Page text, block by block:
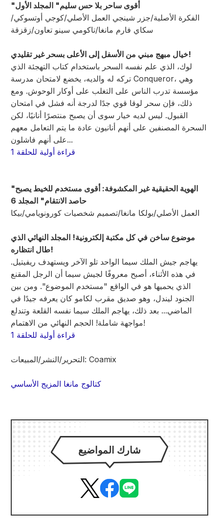
"أقوى ساحر بلا حس سليم" المجلد الأول
الفكرة الأصلية/جزر شينجي العمل الأصلي/كوجي أوتسوكي/
سكاي فارم مانغا/تاكومي سينو تعاون/زقزقة
خيال مبهج مبني من الأسفل إلى الأعلى بسحر غير تقليدي!
لوك، الذي علم نفسه السحر باستخدام كتاب التهجئة الذي
تركه له والديه، يخضع لامتحان مدرسة Conqueror، وهي
مؤسسة تدرب الناس على التغلب على أوكار الوحوش. ومع
ذلك، فإن سحر لوقا قوي جدًا لدرجة أنه فشل في امتحان
القبول. ليس لديه خيار سوى أن يصبح منتصرًا أنانيًا، لكن
السحرة المصنفين على أنهم أنانيون عادة ما يتم التعامل معهم
على أنهم فاشلون...
قراءة أولية للحلقة 1
"الهوية الحقيقية غير المكشوفة: أقوى مستخدم للخيط يصبح
حاصد الانتقام" المجلد 6
العمل الأصلي/بولكا مانغا/تصميم شخصيات كورونويامي/بيكا
موضوع ساخن في كل مكتبة إلكترونية! المجلد النهائي الذي
طال انتظاره!
يهاجم جيش الملك سيما الواحد تلو الآخر ويستهدف ريفيتيل.
في هذه الأثناء، أصبح معروفًا لجيش سيما أن الرجل المقنع
الذي يحميها هو في الواقع "مستخدم الموضوع". ومن بين
الجنود ليندل، وهو صديق مقرب لكامو كان يعرفه جيدًا في
الماضي... بعد ذلك، يهاجم الملك سيما نفسه القلعة وتندلع
مواجهة شاملة! الحجم النهائي من الاهتمام!
قراءة أولية للحلقة 1
التحرير/النشر/المبيعات: Coamix
كتالوج مانغا المزيج الأساسي
شارك المواضيع